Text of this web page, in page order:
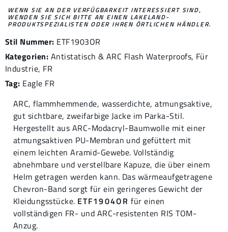
WENN SIE AN DER VERFÜGBARKEIT INTERESSIERT SIND,
WENDEN SIE SICH BITTE AN EINEN LAKELAND-
PRODUKTSPEZIALISTEN ODER IHREN ÖRTLICHEN HÄNDLER.
Stil Nummer: ETF1903OR
Kategorien: Antistatisch & ARC Flash Waterproofs, Für
Industrie, FR
Tag: Eagle FR
ARC, flammhemmende, wasserdichte, atmungsaktive,
gut sichtbare, zweifarbige Jacke im Parka-Stil.
Hergestellt aus ARC-Modacryl-Baumwolle mit einer
atmungsaktiven PU-Membran und gefüttert mit
einem leichten Aramid-Gewebe. Vollständig
abnehmbare und verstellbare Kapuze, die über einem
Helm getragen werden kann. Das wärmeaufgetragene
Chevron-Band sorgt für ein geringeres Gewicht der
Kleidungsstücke. ETF1904OR für einen
vollständigen FR- und ARC-resistenten RIS TOM-
Anzug.